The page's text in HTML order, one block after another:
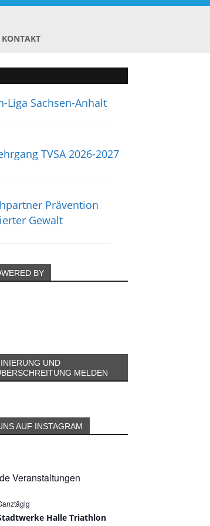
KONTAKT
Liga Sachsen-Anhalt
TVSA 2026-2027
Prävention
Gewalt
BY
UND
MELDEN
AUF INSTAGRAM
Veranstaltungen
Halle Triathlon